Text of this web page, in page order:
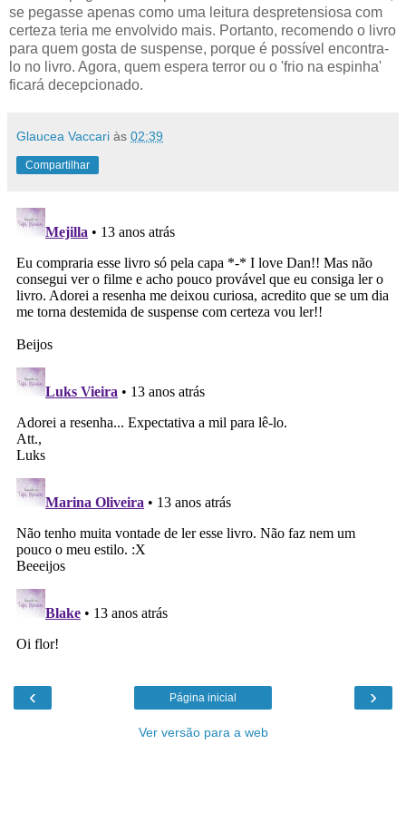
se pegasse apenas como uma leitura despretensiosa com
certeza teria me envolvido mais. Portanto, recomendo o livro
para quem gosta de suspense, porque é possível encontra-
lo no livro. Agora, quem espera terror ou o 'frio na espinha'
ficará decepcionado.
Glaucea Vaccari às 02:39
Compartilhar
‹ ›
Página inicial
Ver versão para a web